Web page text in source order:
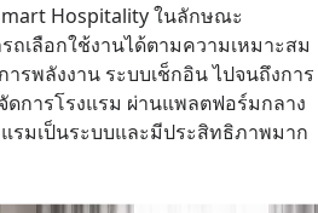
Hospitality ในลักษณะ
ถเลือกใช้งานได้ตามความเหมาะสม
รพลังงาน ระบบเช็กอิน ไปจนถึงการ
การโรงแรม ผ่านแพลตฟอร์มกลาง
รมเป็นระบบและมีประสิทธิภาพมาก